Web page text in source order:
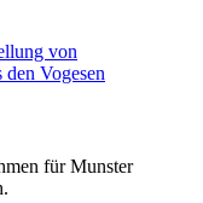
für Munster